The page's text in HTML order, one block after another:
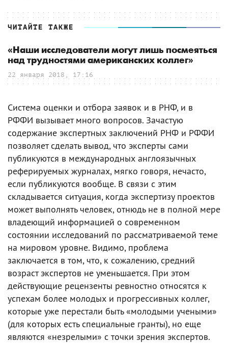
ЧИТАЙТЕ ТАКЖЕ
«Наши исследователи могут лишь посмеяться
над трудностями американских коллег»
22 января 2018, 17:16
Система оценки и отбора заявок и в РНФ, и в
РФФИ вызывает много вопросов. Зачастую
содержание экспертных заключений РНФ и РФФИ
позволяет сделать вывод, что эксперты сами
публикуются в международных англоязычных
реферируемых журналах, мягко говоря, нечасто,
если публикуются вообще. В связи с этим
складывается ситуация, когда экспертизу проектов
может выполнять человек, отнюдь не в полной мере
владеющий информацией о современном
состоянии исследований по рассматриваемой теме
на мировом уровне. Видимо, проблема
заключается в том, что, к сожалению, средний
возраст экспертов не уменьшается. При этом
действующие рецензенты ревностно относятся к
успехам более молодых и прогрессивных коллег,
которые уже перестали быть «молодыми учеными»
(для которых есть специальные гранты), но еще
являются «незрелыми» с точки зрения экспертов.